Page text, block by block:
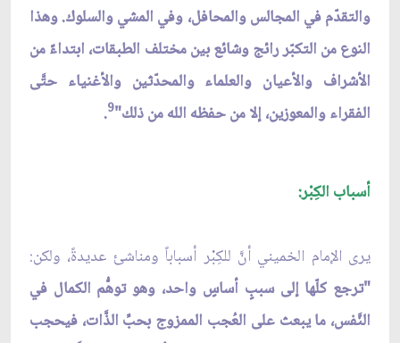
والتقدّم في المجالس والمحافل، وفي المشي والسلوك. وهذا
النوع من التكبّر رائج وشائع بين مختلف الطبقات، ابتداءً من
الأشراف والأعيان والعلماء والمحدّثين والأغنياء حتَّى
الفقراء والمعوزين، إلا من حفظه الله من ذلك"9
.
أسباب الكِبْر:
يرى الإمام الخميني أنَّ للكِبْر أسباباً ومناشئ عديدةً، ولكن:
"ترجع كلّها إلى سببٍ أساسٍ واحد، وهو توهُّم الكمال في
النَّفس، ما يبعث على العُجب الممزوج بحبِّ الذَّات، فيحجب